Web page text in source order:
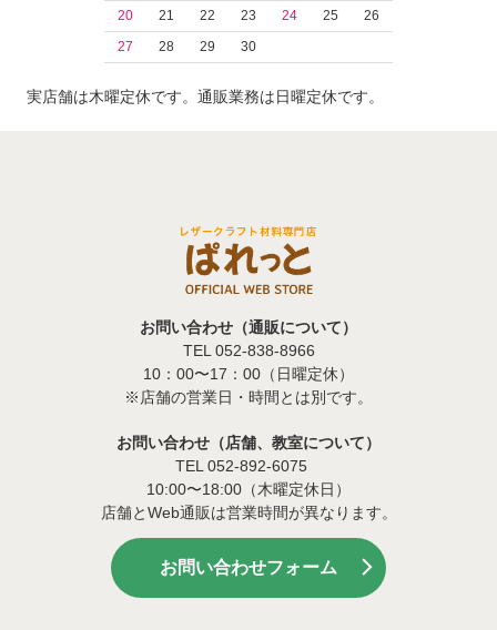
20
21 22 23 24 25
26
27
28 29 30
実店舗は木曜定休です。通販業務は日曜定休です。
お問い合わせ（通販について）
TEL 052-838-8966
10：00〜17：00（日曜定休）
※店舗の営業日・時間とは別です。
お問い合わせ（店舗、教室について）
TEL 052-892-6075
10:00〜18:00（木曜定休日）
店舗とWeb通販は営業時間が異なります。
お問い合わせフォーム